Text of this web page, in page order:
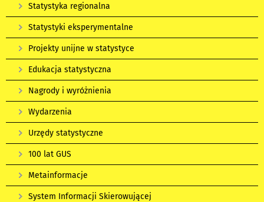
Statystyka regionalna
Statystyki eksperymentalne
Projekty unijne w statystyce
Edukacja statystyczna
Nagrody i wyróżnienia
Wydarzenia
Urzędy statystyczne
100 lat GUS
Metainformacje
System Informacji Skierowującej